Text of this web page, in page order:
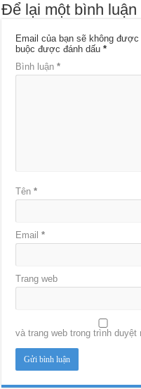
Để lại một bình luận
Email của bạn sẽ không
buộc được đánh dấu*
Bình luận*
Tên*
Email*
Trang web
và trang web trong trình